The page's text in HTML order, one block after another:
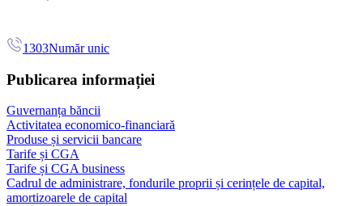
1303Număr unic
Publicarea informației
Guvernanța băncii
Activitatea economico-financiară
Produse și servicii bancare
Tarife și CGA
Tarife și CGA business
Cadrul de administrare, fondurile proprii și cerințele de capital,
amortizoarele de capital